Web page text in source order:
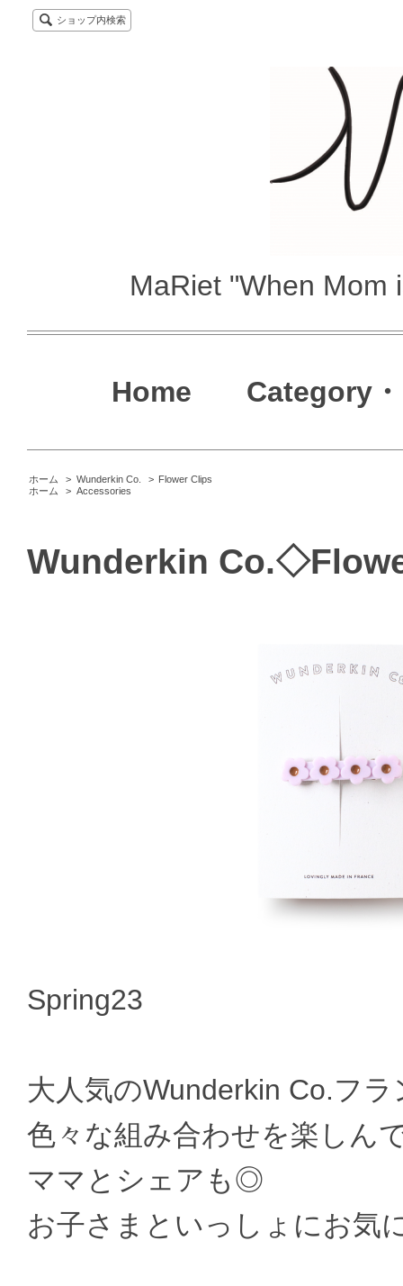
ショップ内検索
MaRiet "When Mom
Home Category
ホーム > Wunderkin Co. > Flower Clips
ホーム
> Accessories
Wunderkin
Spring23
大人気のWunderkin Co.フ
色々な組み合わせを楽しん
ママとシェアも◎
お子さまといっしょにお気